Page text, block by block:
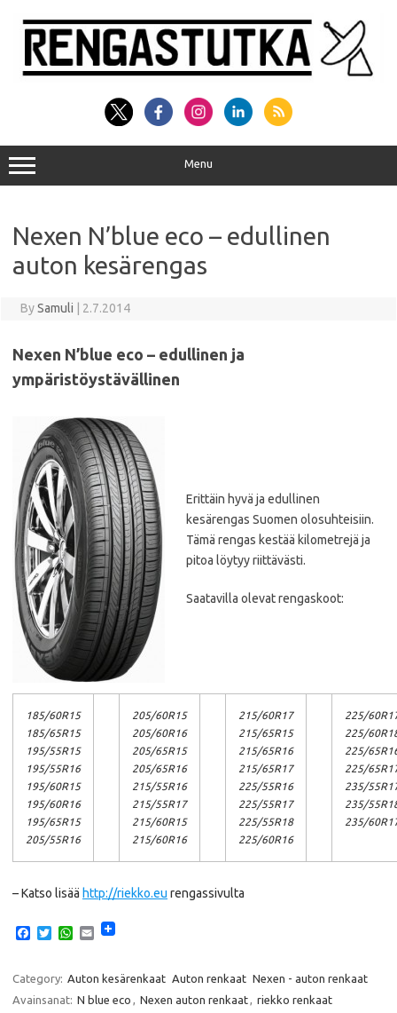
content
Menu
Nexen N’blue eco – edullinen
auton kesärengas
BySamuli 2.7.2014
Nexen N’blue eco – edullinen ja
ympäristöystävällinen
Erittäin hyvä ja edullinen
kesärengas Suomen olosuhteisiin.
Tämä rengas kestää kilometrejä ja
pitoa löytyy riittävästi.
Saatavilla olevat rengaskoot:
185/60R15
185/65R15
195/55R15
195/55R16
195/60R15
195/60R16
195/65R15
205/55R16
205/60R15
205/60R16
205/65R15
205/65R16
215/55R16
215/55R17
215/60R15
215/60R16
215/60R17
215/65R15
215/65R16
215/65R17
225/55R16
225/55R17
225/55R18
225/60R16
225/
225/
225/
225/
235/
235/
235/
– Katso lisää http://riekko.eu rengassivulta
e
b
o
T
t
t
e
W
t
A
E
i
Category: Auton kesärenkaat Auton renkaat Nexen - auton renkaat
Avainsanat: N blue eco Nexen auton renkaat riekko renkaat